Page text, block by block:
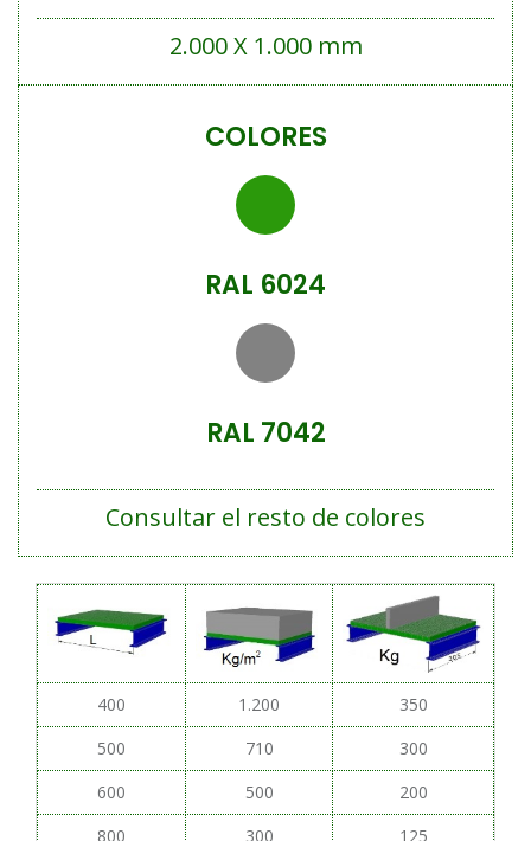
2.000 X 1.000 mm
COLORES
RAL 6024
RAL 7042
Consultar el resto de colores
400 1.200
350
500
710
300
600
500
200
800
300 125